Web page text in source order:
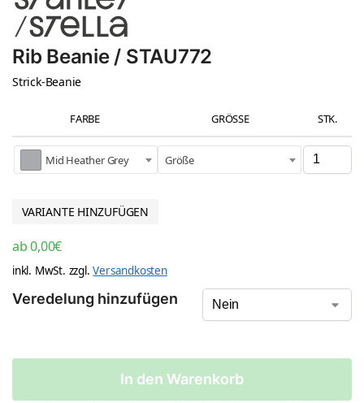
Rib Beanie / STAU772
Strick-Beanie
FARBE GRÖSSE STK.
Mid Heather Grey Größe
VARIANTE HINZUFÜGEN
ab0,00€
inkl. MwSt. zzgl.Versandkosten
Veredelung hinzufügen
In den Warenkorb